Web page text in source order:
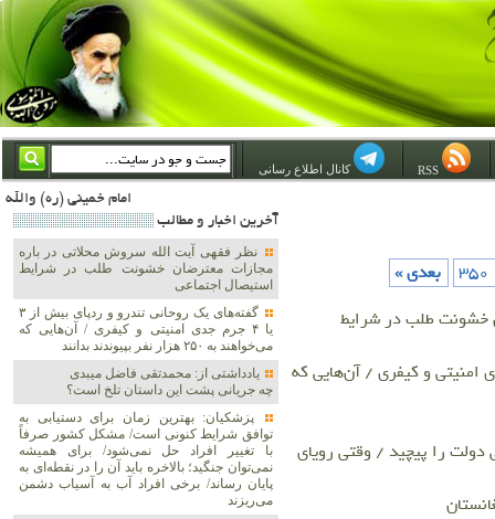
کانال اطلاع رسانی
امام خمینی (ره) والله اسلام تمامش سیاست است؛ ***** امام شهید: به گفتار امام و کردار امام اهتمام بورزید ***** امام خمینی(ره): ان شاء الله ما اندوه دلمان را در وقت مناسب با انتقام از امریکا و آل
350
بعدی »
خشونت طلب در شرایط
تندرو و ردپای بیش از ۳ یا ۴ جرم جدی امنیتی و کیفری / آن‌هایی که
دولت را پیچید / وقتی رویای
آخرين اخبار و مطالب
نظر فقهی آیت الله سروش محلاتی در باره
مجازات معترضان خشونت طلب در شرایط
استیصال اجتماعی
گفته‌های یک روحانی تندرو و ردپای بیش از ۳
یا ۴ جرم جدی امنیتی و کیفری / آن‌هایی که
می‌خواهند به ۲۵۰ هزار نفر بپیوندند بدانند
یادداشتی از: محمدتقی فاضل میبدی
چه جریانی پشت این داستان تلخ است؟
پزشکیان‌: بهترین زمان برای دستیابی به
توافق شرایط کنونی است/ مشکل کشور صرفاً
با تغییر افراد حل نمی‌شود/ برای همیشه
نمی‌توان جنگید؛ بالاخره باید آن را در نقطه‌ای به
پایان رساند/ برخی افراد آب به آسیاب دشمن
می‌ریزند